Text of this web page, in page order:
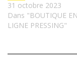
31 octobre 2023
Dans "BOUTIQUE EN
LIGNE PRESSING"